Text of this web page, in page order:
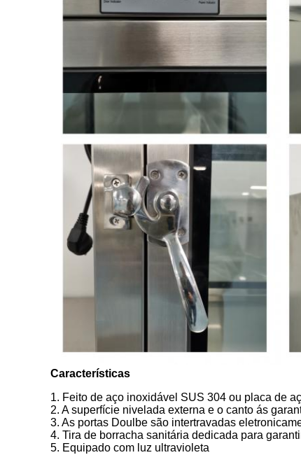
Características
1. Feito de aço inoxidável SUS 304 ou placa de
2. A superfície nivelada externa e o canto ás
3. As portas Doulbe são intertravadas
4. Tira de borracha sanitária dedicada para
5. Equipado com luz ultravioleta